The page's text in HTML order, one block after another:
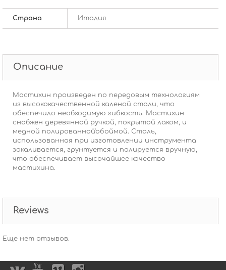
Страна Италия
Описание
Мастихин произведен по передовым технологиям
из высококачественной каленой стали, что
обеспечило необходимую гибкость. Мастихин
снабжен деревянной ручкой, покрытой лаком, и
медной полированной'обоймой. Сталь,
использованная при изготовлении инструмента
закаливается, грунтуется и полируется вручную,
что обеспечивает высочайшее качество
мастихина.
Reviews
Еще нет отзывов.